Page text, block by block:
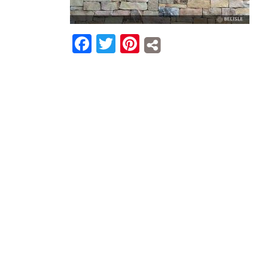
Facebook
TwitterPinterest